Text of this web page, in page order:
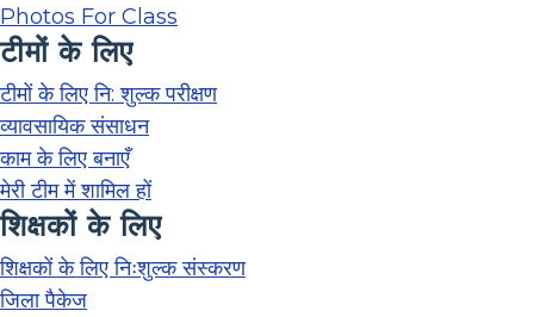
Photos For Class
टीमों के लिए
टीमों के लिए नि: शुल्क परीक्षण
व्यावसायिक संसाधन
काम के लिए बनाएँ
मेरी टीम में शामिल हों
शिक्षकों के लिए
शिक्षकों के लिए निःशुल्क संस्करण
जिला पैकेज